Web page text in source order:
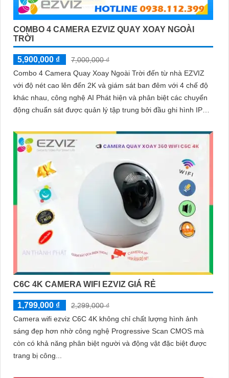
COMBO 4 CAMERA EZVIZ QUAY XOAY NGOÀI
TRỜI
5,900,000 ₫
7,000,000 ₫
Combo 4 Camera Quay Xoay Ngoài Trời đến từ nhà EZVIZ
với độ nét cao lên đến 2K và giám sát ban đêm với 4 chế độ
khác nhau, công nghệ AI Phát hiện và phân biệt các chuyển
động chuẩn sát được quản lý tập trung bởi đầu ghi hình IP
C6C 4K CAMERA WIFI EZVIZ GIÁ RẺ
1,799,000 ₫
2,299,000 ₫
Camera wifi ezviz C6C 4K không chỉ chất lượng hình ảnh
sáng đẹp hơn nhờ công nghệ Progressive Scan CMOS mà
còn có khả năng phân biệt người và động vật đặc biệt được
trang bị công...